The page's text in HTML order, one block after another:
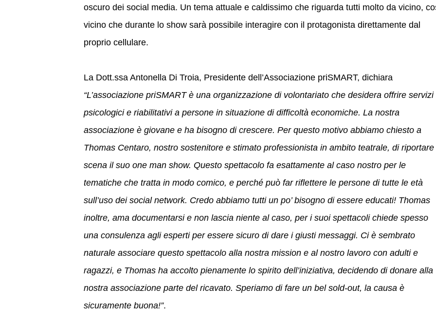
oscuro dei social media. Un tema attuale e caldissimo che riguarda tutti molto da vicino,
vicino che durante lo show sarà possibile interagire con il protagonista direttamente dal
proprio cellulare.
La Dott.ssa Antonella Di Troia, Presidente dell’Associazione priSMART, dichiara
“L’associazione priSMART è una organizzazione di volontariato che desidera offrire servizi
psicologici e riabilitativi a persone in situazione di difficoltà economiche. La nostra
associazione è giovane e ha bisogno di crescere. Per questo motivo abbiamo chiesto a
Thomas Centaro, nostro sostenitore e stimato professionista in ambito teatrale, di riportare
scena il suo one man show. Questo spettacolo fa esattamente al caso nostro per le
tematiche che tratta in modo comico, e perché può far riflettere le persone di tutte le età
sull’uso dei social network. Credo abbiamo tutti un po’ bisogno di essere educati! Thomas
inoltre, ama documentarsi e non lascia niente al caso, per i suoi spettacoli chiede spesso
una consulenza agli esperti per essere sicuro di dare i giusti messaggi. Ci è sembrato
naturale associare questo spettacolo alla nostra mission e al nostro lavoro con adulti e
ragazzi, e Thomas ha accolto pienamente lo spirito dell’iniziativa, decidendo di donare alla
nostra associazione parte del ricavato. Speriamo di fare un bel sold-out, la causa è
sicuramente buona!”.